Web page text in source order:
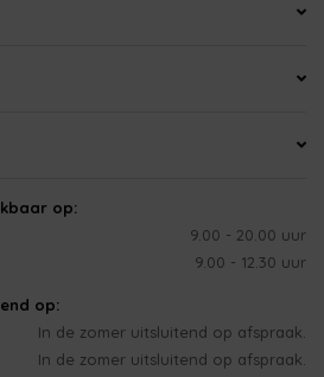
op:
9.00 - 20.00 uur
9.00 - 12.30 uur
op:
In de zomer uitsluitend op afspraak.
In de zomer uitsluitend op afspraak.